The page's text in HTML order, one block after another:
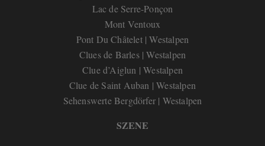
Lac de Serre-Ponçon
Mont Ventoux
Pont Du Châtelet | Westalpen
Clues de Barles | Westalpen
Clue d’Aiglun | Westalpen
Clue de Saint Auban | Westalpen
Sehenswerte Bergdörfer | Westalpen
SZENE